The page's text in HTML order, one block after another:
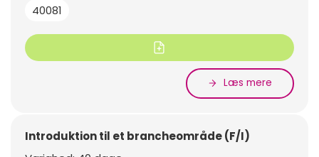
40081
Læs mere
Introduktion til et brancheområde (F/I)